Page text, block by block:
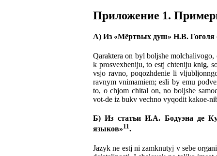
Приложение 1.
А) Из «Мёртвых душ» Н.В. Гоголя
Qaraktera on byl boljshe
k prosvexheniju, to estj chteniju knig,
vsjo ravno, poqozhdenie li
ravnym vnimamiem; esli by emu
to, o chjom chital on, no boljshe
vot-de iz bukv vechno vyqodit kakoe-
Б) Из статьи И.А. Бодуэна де
языков»11.
Jazyk ne estj ni zamknutyj v sebe